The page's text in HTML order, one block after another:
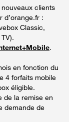
clients
d’orange.fr :
Classic,
.
en fonction du
4 forfaits mobile
éligible.
de la remise en
demande de